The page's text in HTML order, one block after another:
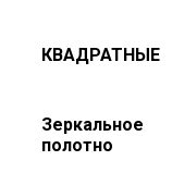
КВАДРАТНЫЕ
Зеркальное
полотно